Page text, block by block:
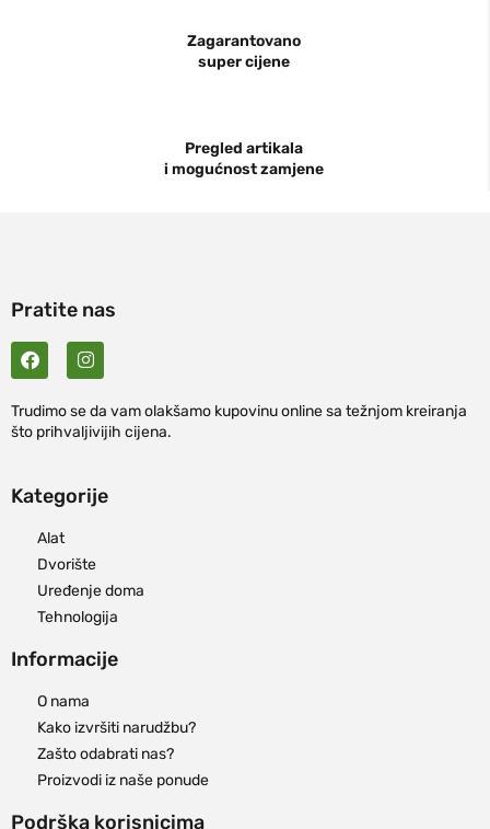
Zagarantovano
super cijene
Pregled artikala
i mogućnost zamjene
Pratite nas
Trudimo se da vam olakšamo kupovinu online sa težnjom kreiranja
što prihvaljivijih cijena.
Kategorije
Alat
Dvorište
Uređenje doma
Tehnologija
Informacije
O nama
Kako izvršiti narudžbu?
Zašto odabrati nas?
Proizvodi iz naše ponude
Podrška korisnicima